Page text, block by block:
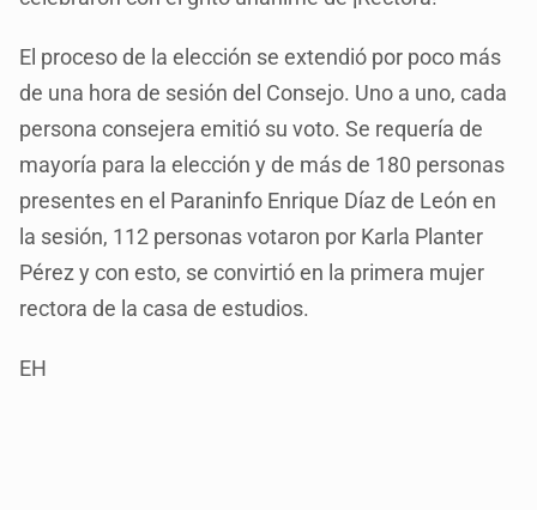
El proceso de la elección se extendió por poco más
de una hora de sesión del Consejo. Uno a uno, cada
persona consejera emitió su voto. Se requería de
mayoría para la elección y de más de 180 personas
presentes en el Paraninfo Enrique Díaz de León en
la sesión, 112 personas votaron por Karla Planter
Pérez y con esto, se convirtió en la primera mujer
rectora de la casa de estudios.
EH